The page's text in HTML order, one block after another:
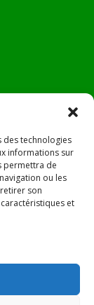
des technologies
informations sur
permettra de
ou les
son
et
Verde